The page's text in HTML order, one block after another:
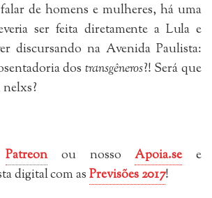
de homens e mulheres, há uma
ser feita diretamente a Lula e
discursando na Avenida Paulista:
dostransgêneros?! Será que
Patreonou nossoApoia.see
digital com asPrevisões 2017!